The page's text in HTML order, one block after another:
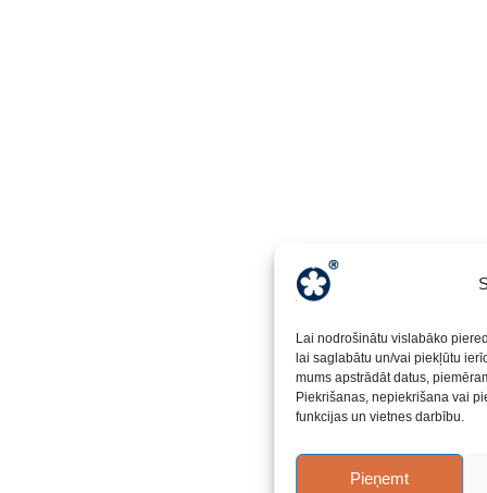
Lai nodrošinātu vislabāko
lai saglabātu un/vai piekļūtu
mums apstrādāt datus,
Piekrišanas, nepiekrišana vai
funkcijas un vietnes darbību.
Pieņemt